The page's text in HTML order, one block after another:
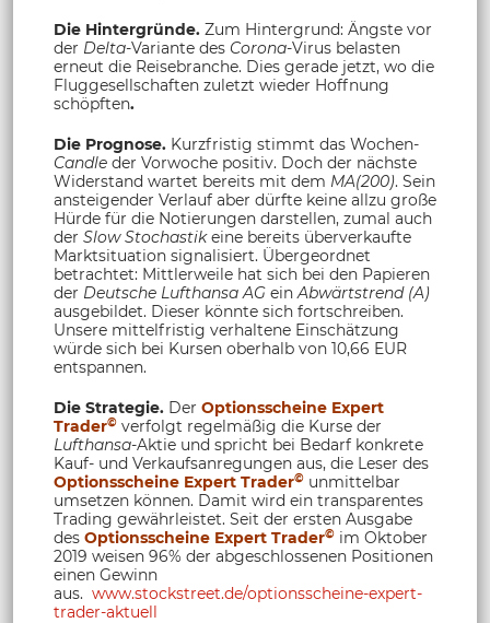
Die Hintergründe. Zum Hintergrund: Ängste vor
der Delta-Variante des Corona-Virus belasten
erneut die Reisebranche. Dies gerade jetzt, wo die
Fluggesellschaften zuletzt wieder Hoffnung
schöpften.
Die Prognose. Kurzfristig stimmt das Wochen-
Candle der Vorwoche positiv. Doch der nächste
Widerstand wartet bereits mit dem MA(200). Sein
ansteigender Verlauf aber dürfte keine allzu große
Hürde für die Notierungen darstellen, zumal auch
der Slow Stochastikeine bereits überverkaufte
Marktsituation signalisiert. Übergeordnet
betrachtet: Mittlerweile hat sich bei den Papieren
der Deutsche Lufthansa AG einAbwärtstrend (A)
ausgebildet. Dieser könnte sich fortschreiben.
Unsere mittelfristig verhaltene Einschätzung
würde sich bei Kursen oberhalb von 10,66 EUR
entspannen.
Die Strategie. Der Optionsscheine Expert
Trader© verfolgt regelmäßig die Kurse der
Lufthansa-Aktie und spricht bei Bedarf konkrete
Kauf- und Verkaufsanregungen aus, die Leser des
Optionsscheine Expert Trader© unmittelbar
umsetzen können. Damit wird ein transparentes
Trading gewährleistet. Seit der ersten Ausgabe
des Optionsscheine Expert Trader© im Oktober
2019 weisen 96% der abgeschlossenen Positionen
einen Gewinn
aus. www.stockstreet.de/optionsscheine-expert-
trader-aktuell